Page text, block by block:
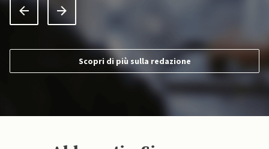
Scopri di più sulla redazione